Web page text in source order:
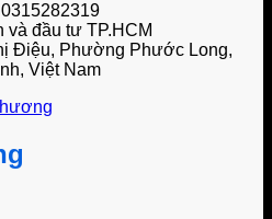
và đầu tư TP.HCM
Điệu, Phường Phước Long,
Việt Nam